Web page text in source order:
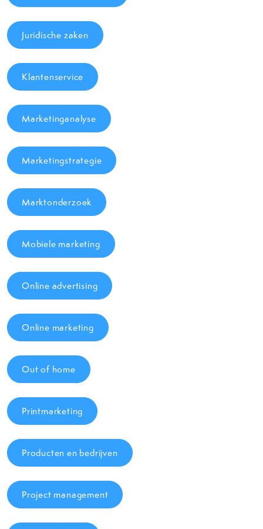
Juridische zaken
Klantenservice
Marketinganalyse
Marketingstrategie
Marktonderzoek
Mobiele marketing
Online advertising
Online marketing
Out of home
Printmarketing
Producten en bedrijven
Project management